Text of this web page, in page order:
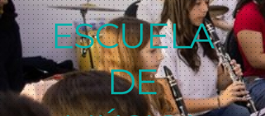
ESCUELA
DE